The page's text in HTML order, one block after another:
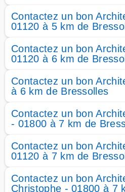
Contactez un bon
01120 à 5 km de
Contactez un bon
01120 à 6 km de
Contactez un bon
à 6 km de Bressolles
Contactez un bon
- 01800 à 7 km de
Contactez un bon
01120 à 7 km de
Contactez un bon
Christophe - 01800 à 7